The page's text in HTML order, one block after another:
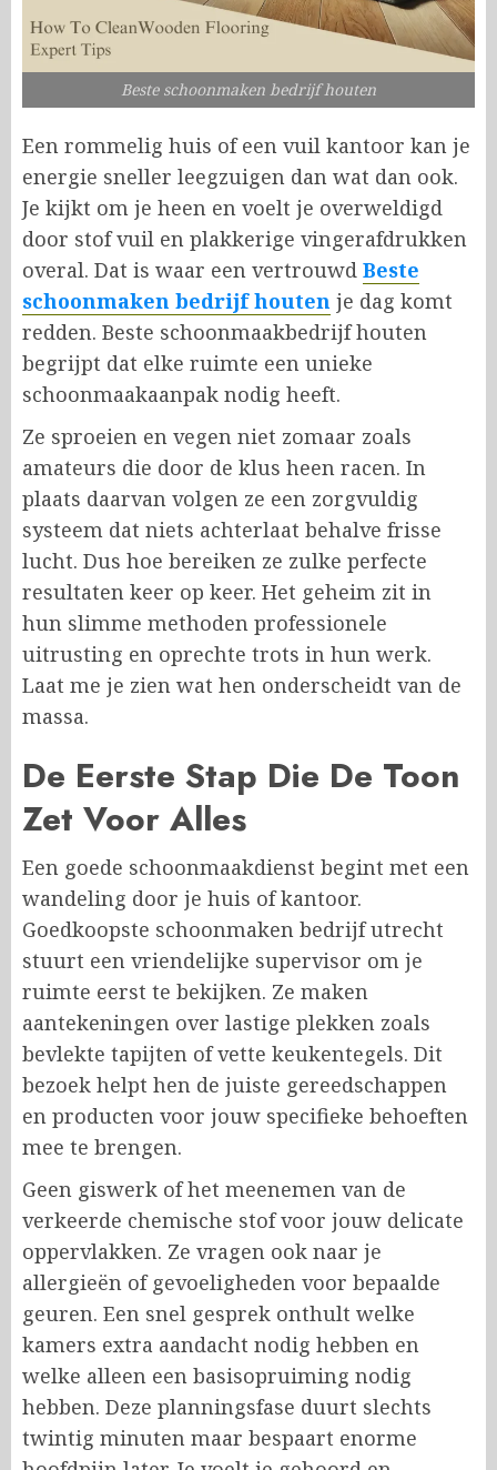
Beste schoonmaken bedrijf houten
Een rommelig huis of een vuil kantoor kan je
energie sneller leegzuigen dan wat dan ook.
Je kijkt om je heen en voelt je overweldigd
door stof vuil en plakkerige vingerafdrukken
overal. Dat is waar een vertrouwd Beste
schoonmaken bedrijf houten je dag komt
redden. Beste schoonmaakbedrijf houten
begrijpt dat elke ruimte een unieke
schoonmaakaanpak nodig heeft.
Ze sproeien en vegen niet zomaar zoals
amateurs die door de klus heen racen. In
plaats daarvan volgen ze een zorgvuldig
systeem dat niets achterlaat behalve frisse
lucht. Dus hoe bereiken ze zulke perfecte
resultaten keer op keer. Het geheim zit in
hun slimme methoden professionele
uitrusting en oprechte trots in hun werk.
Laat me je zien wat hen onderscheidt van de
massa.
De Eerste Stap Die De Toon
Zet Voor Alles
Een goede schoonmaakdienst begint met een
wandeling door je huis of kantoor.
Goedkoopste schoonmaken bedrijf utrecht
stuurt een vriendelijke supervisor om je
ruimte eerst te bekijken. Ze maken
aantekeningen over lastige plekken zoals
bevlekte tapijten of vette keukentegels. Dit
bezoek helpt hen de juiste gereedschappen
en producten voor jouw specifieke behoeften
mee te brengen.
Geen giswerk of het meenemen van de
verkeerde chemische stof voor jouw delicate
oppervlakken. Ze vragen ook naar je
allergieën of gevoeligheden voor bepaalde
geuren. Een snel gesprek onthult welke
kamers extra aandacht nodig hebben en
welke alleen een basisopruiming nodig
hebben. Deze planningsfase duurt slechts
twintig minuten maar bespaart enorme